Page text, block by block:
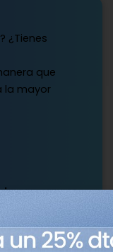
¿Tienes
que
la mayor